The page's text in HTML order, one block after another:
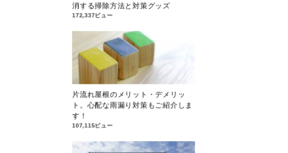
消する掃除方法と対策グッズ
172,337ビュー
片流れ屋根のメリット・デメリッ
ト。心配な雨漏り対策もご紹介しま
す！
107,115ビュー